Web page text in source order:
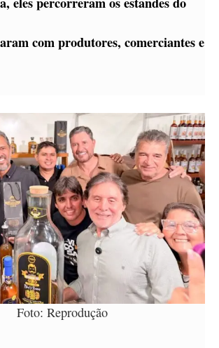
com produtores, comerciantes e
Foto: Reprodução